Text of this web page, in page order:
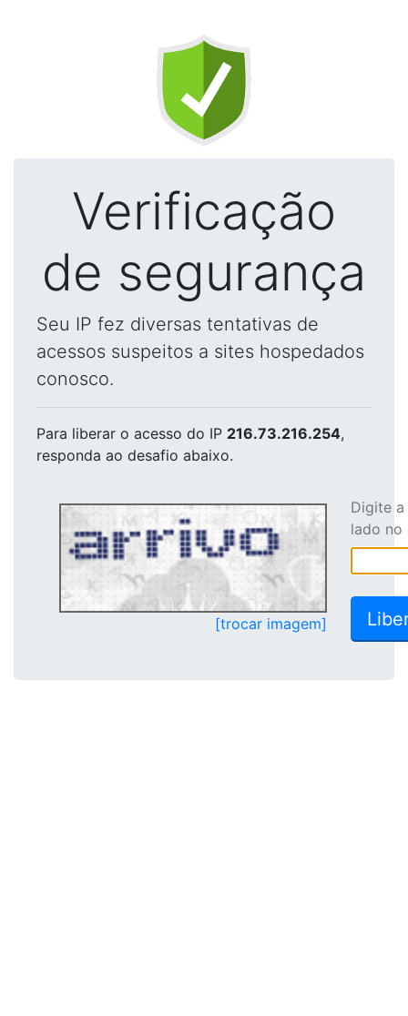
Verificação
de segurança
Seu IP fez diversas tentativas de
acessos suspeitos a sites hospedados
conosco.
Para liberar o acesso do IP 216.73.216.254,
responda ao desafio abaixo.
[trocar imagem]
Digite
lado no